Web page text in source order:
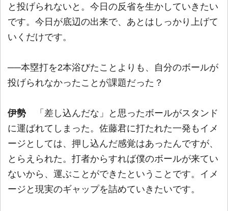
と投げられないと。今日の反省を生かしていきたい
です。今日が底辺の出来で、あとはしっかり上げて
いくだけです。
──本塁打を2本浴びたことよりも、自分のボールが
投げられなかったことが課題だった？
伊勢 「差し込んだな」と思ったボールがスタンド
に運ばれてしまった。佐藤君に打たれた一発もイメ
ージとしては、押し込んだ感覚はあったんですが、
とらえられた。打者からすれば僕のボールが来てい
ないから、運ぶことができたということです。イメ
ージと現実のギャップを詰めていきたいです。